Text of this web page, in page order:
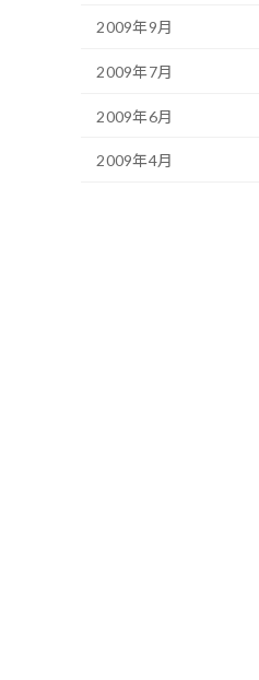
2009年9月
2009年7月
2009年6月
2009年4月